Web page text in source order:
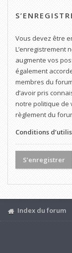
Vous devez être
L’enregistrement
augmente vos
également
membres du
d’avoir pris
notre politique de
règlement du
Conditions
S’enregistrer
Index du forum